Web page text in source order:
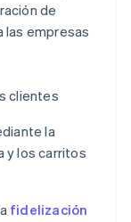
de
las empresas
clientes
la
y los carritos
fidelización